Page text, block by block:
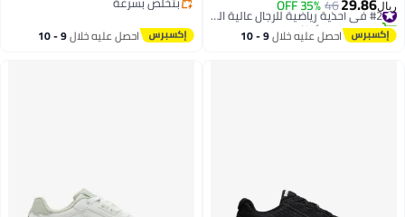
ريال 46
35% OFF
تم بيع +10 مؤخرًا
احصل عليه خلال 9 - 10
بتخلّص بسرعة
احصل عليه خلال 9 - 10